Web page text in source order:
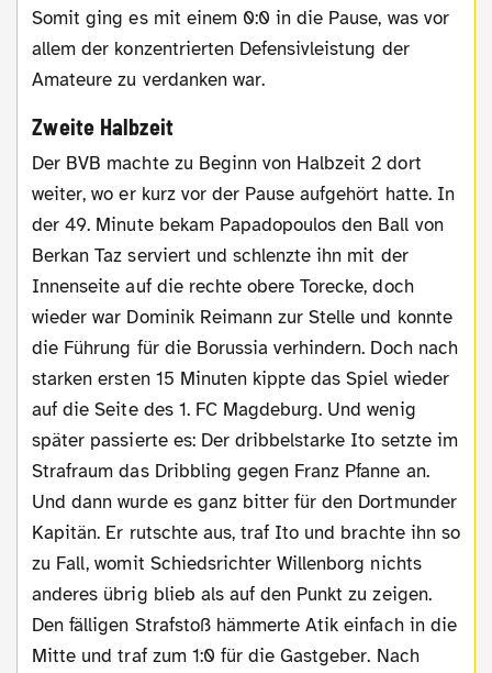
Somit ging es mit einem 0:0 in die Pause, was vor
allem der konzentrierten Defensivleistung der
Amateure zu verdanken war.
Zweite Halbzeit
Der BVB machte zu Beginn von Halbzeit 2 dort
weiter, wo er kurz vor der Pause aufgehört hatte. In
der 49. Minute bekam Papadopoulos den Ball von
Berkan Taz serviert und schlenzte ihn mit der
Innenseite auf die rechte obere Torecke, doch
wieder war Dominik Reimann zur Stelle und konnte
die Führung für die Borussia verhindern. Doch nach
starken ersten 15 Minuten kippte das Spiel wieder
auf die Seite des 1. FC Magdeburg. Und wenig
später passierte es: Der dribbelstarke Ito setzte im
Strafraum das Dribbling gegen Franz Pfanne an.
Und dann wurde es ganz bitter für den Dortmunder
Kapitän. Er rutschte aus, traf Ito und brachte ihn so
zu Fall, womit Schiedsrichter Willenborg nichts
anderes übrig blieb als auf den Punkt zu zeigen.
Den fälligen Strafstoß hämmerte Atik einfach in die
Mitte und traf zum 1:0 für die Gastgeber. Nach